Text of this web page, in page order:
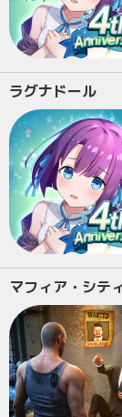
ラグナドール
マフィア・シテ